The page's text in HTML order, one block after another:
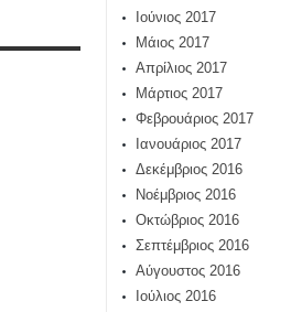
Ιούνιος 2017
Μάιος 2017
Απρίλιος 2017
Μάρτιος 2017
Φεβρουάριος 2017
Ιανουάριος 2017
Δεκέμβριος 2016
Νοέμβριος 2016
Οκτώβριος 2016
Σεπτέμβριος 2016
Αύγουστος 2016
Ιούλιος 2016